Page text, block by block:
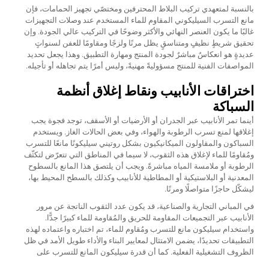
بالنسبة لمتعهدي تركيب البلاط المحترفين ومختصّي تجهيز الحمامات، فإن
مانع التسرب السيليكوني المقاوم للماء المستخدم عند وصلات التجهيزات
غالبًا ما يكون العنصر النهائي والأكثر وضوحًا في التركيب عالي الجودة. وإن
تحقيق شريطٍ نظيفٍ ومتناسقٍ يظل مرنًا ولزجًا ومقاومًا للعفن لسنواتٍ
عديدةٍ هو انعكاسٌ مباشرٌ لجودة المنتج ومهارة التطبيق. وهذا يجعل تحديد
المواصفات الفنية للمنتج مسؤوليةً مهنيةً، وليس أمرًا يتم تجاهله أو تأجيله.
اختراقات الأنابيب ونقاط إغلاق أنظمة
السباكة
أينما تمر الأنابيب عبر الجدران أو الأرضيات أو الأسقف، توجد فجوة يجب
إغلاقها لمنع تسرب الرطوبة والهواء، وفي بعض الحالات الغاز. ويستخدم
السباكون والمقاولون الميكانيكيون بشكل روتيني سيليكونًا مانعًا للتسرب
ومُقاومًا للماء لإغلاق هذه الثقوب، لا سيما في المناطق التي تتعرّض لتكثّف
الرطوبة أو ملامسة المياه مباشرةً. ويجب أن يلتصق هذا المانع بالسطوح
المعدنية أو البلاستيكية أو المطاطية للأنابيب وكذلك بالسطح المحيط بها،
ليشكّل حاجزًا متواصلًا ومرنًا.
في المباني التجارية والصناعية، قد يكون عدد الثقوب الناتجة عن مرور
الأنابيب عبر التجميعات المقاومة للحريق والمُقاومة للماء كبيرًا جدًّا.
واستخدام سيليكون مانع للتسرب ومُقاوم للماء، تم اختباره واعتماده لهذه
التطبيقات تحديدًا، يضمن الامتثال لمعايير البناء والأداء طويل الأمد في ظل
الظروف التشغيلية الفعلية. كما أن قدرة سيليكون المانع للتسرب على